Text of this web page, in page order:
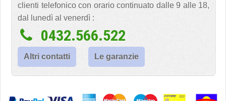
clienti telefonico con orario continuato dalle 9 alle 18,
dal lunedì al venerdì :
0432.566.522
Altri contatti Le garanzie